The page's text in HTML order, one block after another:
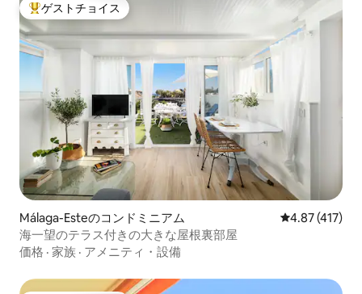
大好評のゲストチョイスです。
ゲストチョイス
Málaga-Esteのコンドミニアム レビュー417
4.87 (417)
海一望のテラス付きの大きな屋根裏部屋
価格 · 家族 · アメニティ・設備